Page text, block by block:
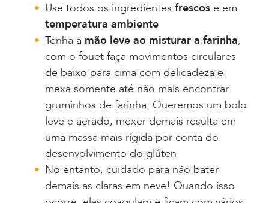
Use todos os ingredientes frescos e em
temperatura ambiente
Tenha a mão leve ao misturar a farinha,
com o fouet faça movimentos circulares
de baixo para cima com delicadeza e
mexa somente até não mais encontrar
gruminhos de farinha. Queremos um bolo
leve e aerado, mexer demais resulta em
uma massa mais rígida por conta do
desenvolvimento do glúten
No entanto, cuidado para não bater
demais as claras em neve! Quando isso